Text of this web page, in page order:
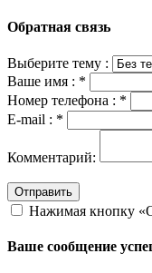
Обратная связь
Выберите тему :
Ваше имя : *
Номер телефона : *
E-mail : *
Комментарий:
Отправить
Нажимая кнопку
Ваше сообщение